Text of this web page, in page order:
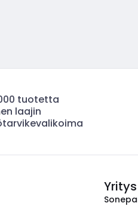
tuotetta
laajin
Yritys